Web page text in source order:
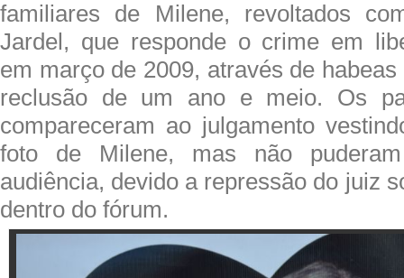
familiares de Milene, revoltados
Jardel, que responde o crime em
em março de 2009, através de
reclusão de um ano e meio. Os
compareceram ao julgamento
foto de Milene, mas não
audiência, devido a repressão do juiz
dentro do fórum.